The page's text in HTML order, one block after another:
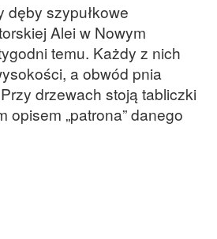
dęby szypułkowe
Alei w Nowym
temu. Każdy z nich
a obwód pnia
drzewach stoją tabliczki
opisem „patrona” danego